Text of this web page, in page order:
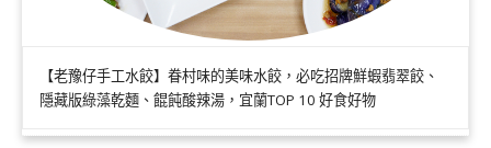
【老豫仔手工水餃】眷村味的美味水餃，必吃招牌鮮蝦翡翠餃、
隱藏版綠藻乾麵、餛飩酸辣湯，宜蘭TOP 10 好食好物